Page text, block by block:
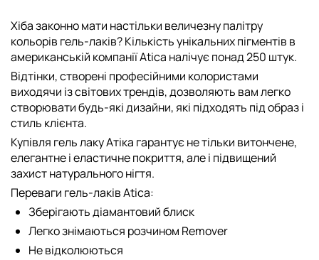
Хіба законно мати настільки величезну палітру
кольорів гель-лаків? Кількість унікальних пігментів в
американській компанії Atica налічує понад 250 штук.
Відтінки, створені професійними колористами
виходячи із світових трендів, дозволяють вам легко
створювати будь-які дизайни, які підходять під образ і
стиль клієнта.
Купівля гель лаку Атіка гарантує не тільки витончене,
елегантне і еластичне покриття, але і підвищений
захист натурального нігтя.
Переваги гель-лаків Atica:
Зберігають діамантовий блиск
Легко знімаються розчином Remover
Не відколюються